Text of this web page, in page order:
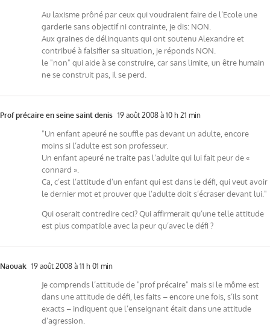
Au laxisme prôné par ceux qui voudraient faire de l’Ecole une
garderie sans objectif ni contrainte, je dis: NON.
Aux graines de délinquants qui ont soutenu Alexandre et
contribué à falsifier sa situation, je réponds NON.
le "non" qui aide à se construire, car sans limite, un être humain
ne se construit pas, il se perd.
Prof précaire en seine saint denis 19 août 2008 à 10 h 21 min
"Un enfant apeuré ne souffle pas devant un adulte, encore
moins si l’adulte est son professeur.
Un enfant apeuré ne traite pas l’adulte qui lui fait peur de «
connard ».
Ca, c’est l’attitude d’un enfant qui est dans le défi, qui veut avoir
le dernier mot et prouver que l’adulte doit s’écraser devant lui."
Qui oserait contredire ceci? Qui affirmerait qu’une telle attitude
est plus compatible avec la peur qu’avec le défi ?
Naouak 19 août 2008 à 11 h 01 min
Je comprends l’attitude de "prof précaire" mais si le môme est
dans une attitude de défi, les faits – encore une fois, s’ils sont
exacts – indiquent que l’enseignant était dans une attitude
d’agression.